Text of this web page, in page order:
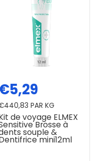
de voyage ELMEX
Brosse à
souple &
mini12ml
PAR KG